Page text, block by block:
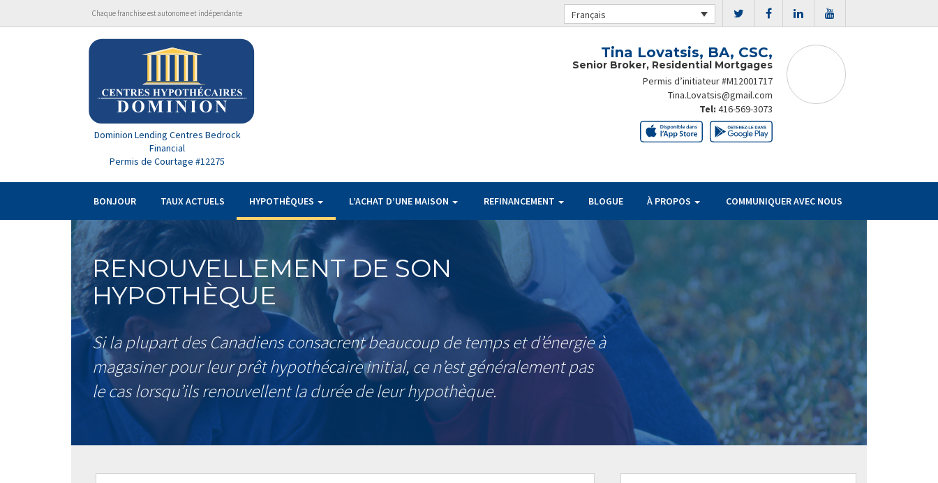
Chaque franchise est autonome et indépendante Français
Dominion Lending Centres Bedrock
Financial
Permis de Courtage #12275
Tina Lovatsis, BA, CSC,
Senior Broker, Residential Mortgages
Permis d’initiateur #M12001717
Tina.Lovatsis@gmail.com
Tel: 416-569-3073
BONJOUR TAUX ACTUELS HYPOTHÈQUES L’ACHAT D’UNE MAISON REFINANCEMENT BLOGUE À PROPOS COMMUNIQUER AVEC NOUS
RENOUVELLEMENT DE SON
HYPOTHÈQUE
Si la plupart des Canadiens consacrent beaucoup de temps et d’énergie à
magasiner pour leur prêt hypothécaire initial, ce n’est généralement pas
le cas lorsqu’ils renouvellent la durée de leur hypothèque.